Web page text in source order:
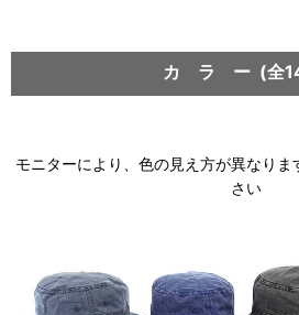
カ ラ ー (全
モニターにより、色の見え方が異なり
さい